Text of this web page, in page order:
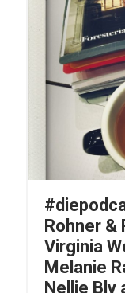
Rohner &
Virginia
Melanie
Nellie Bly